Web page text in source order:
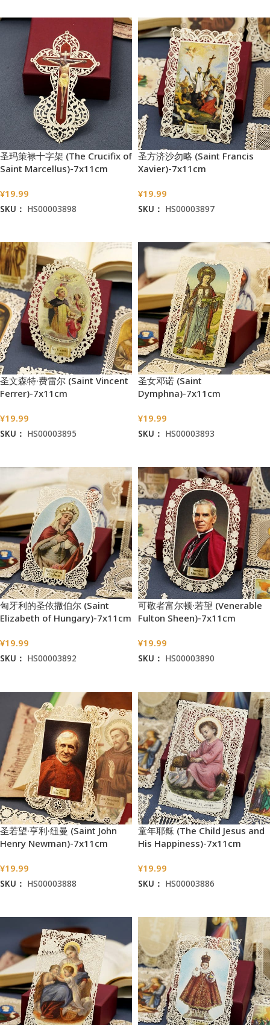
圣玛策禄十字架 (The Crucifix of
Saint Marcellus)-7x11cm
¥19.99
SKU： HS00003898
圣方济沙勿略 (Saint Francis
Xavier)-7x11cm
¥19.99
SKU： HS00003897
圣文森特·费雷尔 (Saint Vincent
Ferrer)-7x11cm
¥19.99
SKU： HS00003895
圣女邓诺 (Saint
Dymphna)-7x11cm
¥19.99
SKU： HS00003893
匈牙利的圣依撒伯尔 (Saint
Elizabeth of Hungary)-7x11cm
¥19.99
SKU： HS00003892
可敬者富尔顿·若望 (Venerable
Fulton Sheen)-7x11cm
¥19.99
SKU： HS00003890
圣若望·亨利·纽曼 (Saint John
Henry Newman)-7x11cm
¥19.99
SKU： HS00003888
童年耶稣 (The Child Jesus and
His Happiness)-7x11cm
¥19.99
SKU： HS00003886